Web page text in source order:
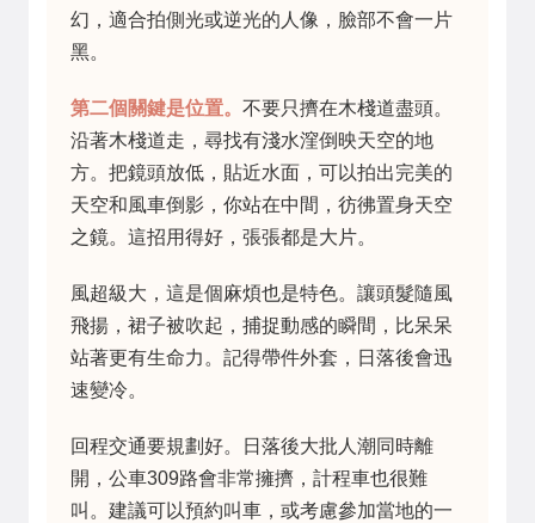
幻，適合拍側光或逆光的人像，臉部不會一片
黑。
第二個關鍵是位置。 不要只擠在木棧道盡頭。
沿著木棧道走，尋找有淺水漥倒映天空的地
方。把鏡頭放低，貼近水面，可以拍出完美的
天空和風車倒影，你站在中間，彷彿置身天空
之鏡。這招用得好，張張都是大片。
風超級大，這是個麻煩也是特色。讓頭髮隨風
飛揚，裙子被吹起，捕捉動感的瞬間，比呆呆
站著更有生命力。記得帶件外套，日落後會迅
速變冷。
回程交通要規劃好。日落後大批人潮同時離
開，公車309路會非常擁擠，計程車也很難
叫。建議可以預約叫車，或考慮參加當地的一